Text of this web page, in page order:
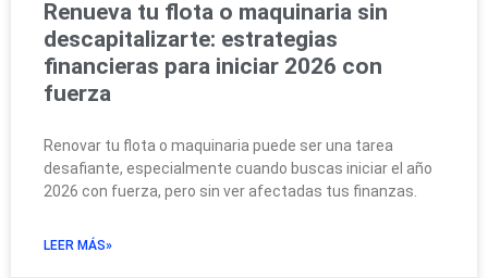
Renueva tu flota o maquinaria sin
descapitalizarte: estrategias
financieras para iniciar 2026 con
fuerza
Renovar tu flota o maquinaria puede ser una tarea
desafiante, especialmente cuando buscas iniciar el año
2026 con fuerza, pero sin ver afectadas tus finanzas.
LEER MÁS»